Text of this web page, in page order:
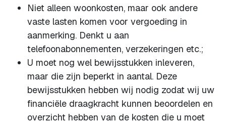
Niet alleen woonkosten, maar ook andere
vaste lasten komen voor vergoeding in
aanmerking. Denkt u aan
telefoonabonnementen, verzekeringen etc.;
U moet nog wel bewijsstukken inleveren,
maar die zijn beperkt in aantal. Deze
bewijsstukken hebben wij nodig zodat wij uw
financiële draagkracht kunnen beoordelen en
overzicht hebben van de kosten die u moet